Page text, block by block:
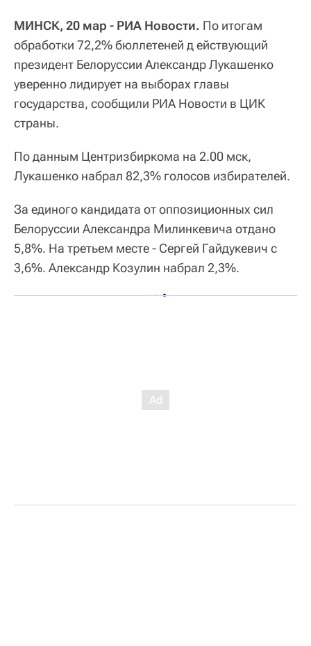
МИНСК, 20 мар - РИА Новости. По итогам
обработки 72,2% бюллетеней д ействующий
президент Белоруссии Александр Лукашенко
уверенно лидирует на выборах главы
государства, сообщили РИА Новости в ЦИК
страны.
По данным Центризбиркома на 2.00 мск,
Лукашенко набрал 82,3% голосов избирателей.
За единого кандидата от оппозиционных сил
Белоруссии Александра Милинкевича отдано
5,8%. На третьем месте - Сергей Гайдукевич с
3,6%. Александр Козулин набрал 2,3%.